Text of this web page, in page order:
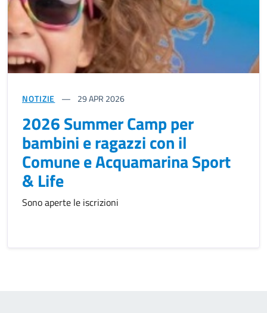
NOTIZIE 29 APR 2026
2026 Summer Camp per
bambini e ragazzi con il
Comune e Acquamarina Sport
& Life
Sono aperte le iscrizioni